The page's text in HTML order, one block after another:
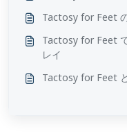
Tactosy for Feet
Tactosy for Feet
レイ
Tactosy for Feet